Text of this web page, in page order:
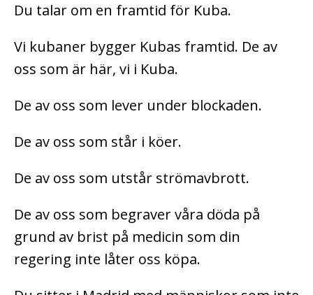
Du talar om en framtid för Kuba.
Vi kubaner bygger Kubas framtid. De av
oss som är här, vi i Kuba.
De av oss som lever under blockaden.
De av oss som står i köer.
De av oss som utstår strömavbrott.
De av oss som begraver våra döda på
grund av brist på medicin som din
regering inte låter oss köpa.